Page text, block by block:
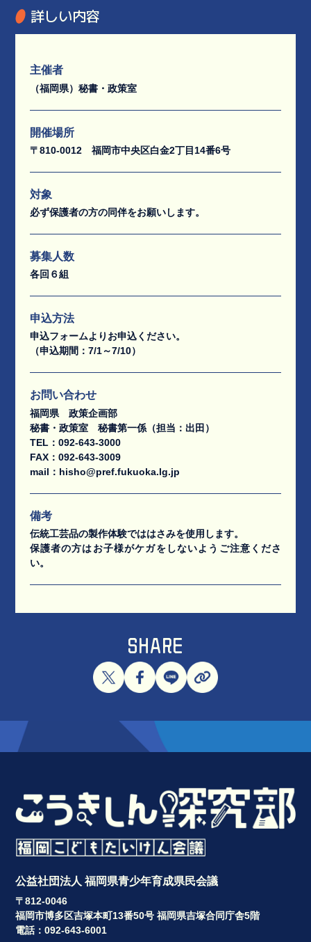
詳しい内容
主催者
（福岡県）秘書・政策室
開催場所
〒810-0012 福岡市中央区白金2丁目14番6号
対象
必ず保護者の方の同伴をお願いします。
募集人数
各回６組
申込方法
申込フォームよりお申込ください。
（申込期間：7/1～7/10）
お問い合わせ
福岡県 政策企画部
秘書・政策室 秘書第一係（担当：出田）
TEL：092-643-3000
FAX：092-643-3009
mail：hisho@pref.fukuoka.lg.jp
備考
伝統工芸品の製作体験でははさみを使用します。
保護者の方はお子様がケガをしないようご注意くださ
い。
SHARE
公益社団法人 福岡県青少年育成県民会議
〒812-0046
福岡市博多区吉塚本町13番50号 福岡県吉塚合同庁舎5階
電話：092-643-6001